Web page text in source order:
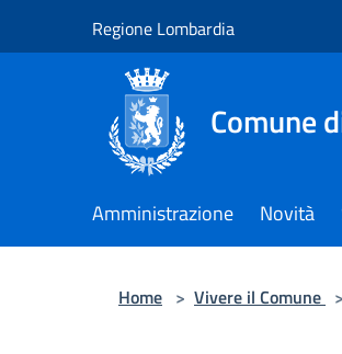
Regione Lombardia
Comune
Amministrazione Novità
Home > Vivere il Comune >